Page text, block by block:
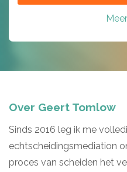
Over Geert Tomlow
Sinds 2016 leg ik me
echtscheidingsmediation
proces van scheiden het